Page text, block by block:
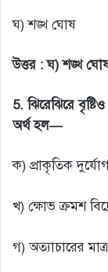
ঘ) শঙ্খ ঘোষ
উত্তর :ঘ) শঙ্খ
5.ঝিরেঝিরে
অর্থ হল—
ক) প্রাকৃতিক দুর্যোগ
খ) ক্ষোভ ক্রমশ
গ) অত্যাচারের